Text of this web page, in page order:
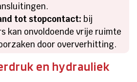
tot stopcontact: bij
kan onvoldoende vrije ruimte
door oververhitting.
en hydrauliek